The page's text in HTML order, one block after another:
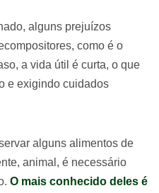
alguns prejuízos
como é o
a vida útil é curta, o que
e exigindo cuidados
alguns alimentos de
animal, é necessário
O mais conhecido deles é